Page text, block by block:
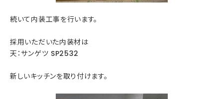
続いて内装工事を行います。
採用いただいた内装材は
天：サンゲツ SP2532
新しいキッチンを取り付けます。